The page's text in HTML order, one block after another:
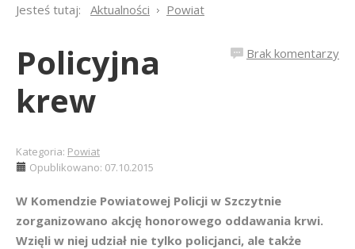
Jesteś tutaj: Aktualności Powiat
Brak komentarzy
Policyjna
krew
Kategoria: Powiat
Opublikowano: 07.10.2015
W Komendzie Powiatowej Policji w Szczytnie
zorganizowano akcję honorowego oddawania krwi.
Wzięli w niej udział nie tylko policjanci, ale także